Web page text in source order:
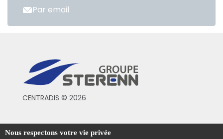
Par email
CENTRADIS © 2026
Conditions générales de vente
Nous respectons votre vie privée